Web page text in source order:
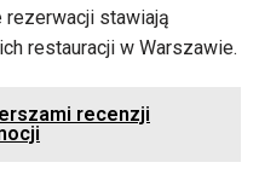
stawiają
restauracji w Warszawie.
recenzji